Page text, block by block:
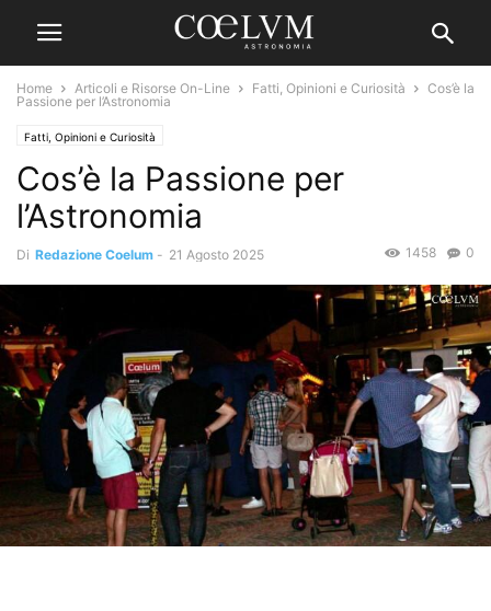
Home Articoli e Risorse On-Line Fatti, Opinioni e Curiosità
Cos’è la
Passione per l’Astronomia
Fatti, Opinioni e Curiosità
Cos’è la Passione per
l’Astronomia
Di Redazione Coelum - 21 Agosto 2025 0
1458